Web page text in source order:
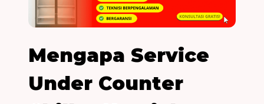
Mengapa Service
Under Counter